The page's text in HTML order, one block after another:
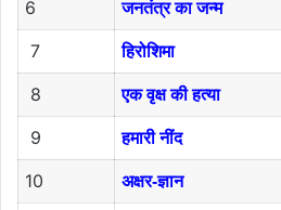
6 जनतंत्र का जन्म
7 हिरोशिमा
8 एक वृक्ष की हत्या
9 हमारी नींद
10 अक्षर-ज्ञान